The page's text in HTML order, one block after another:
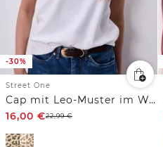
-30%
Street One
Cap mit Leo-Muster im Washed-Look
16,00 €22,99€